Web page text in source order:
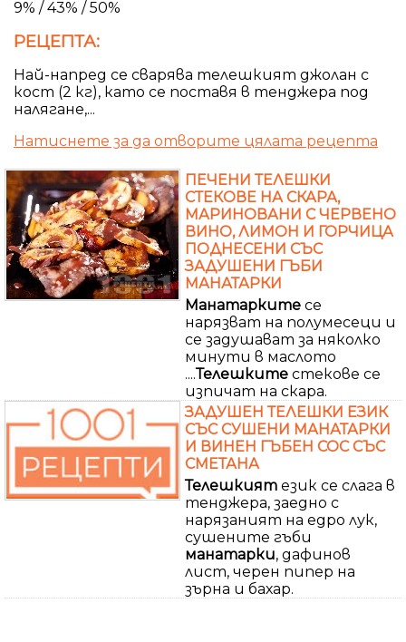
9% / 43% / 50%
РЕЦЕПТА:
Най-напред се сварява телешкият джолан с
кост (2 кг), като се поставя в тенджера под
налягане,...
Натиснете за да отворите цялата рецепта
ПЕЧЕНИ ТЕЛЕШКИ
СТЕКОВЕ НА СКАРА,
МАРИНОВАНИ С ЧЕРВЕНО
ВИНО, ЛИМОН И ГОРЧИЦА
ПОДНЕСЕНИ СЪС
ЗАДУШЕНИ ГЪБИ
МАНАТАРКИ
Манатарките се
нарязват на полумесеци и
се задушават за няколко
минути в маслото
....Телешките стекове се
изпичат на скара.
ЗАДУШЕН ТЕЛЕШКИ ЕЗИК
СЪС СУШЕНИ МАНАТАРКИ
И ВИНЕН ГЪБЕН СОС СЪС
СМЕТАНА
Телешкият език се слага в
тенджера, заедно с
нарязаният на едро лук,
сушените гъби
манатарки, дафинов
лист, черен пипер на
зърна и бахар.